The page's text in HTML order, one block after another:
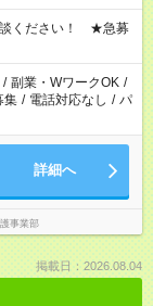
ご相談ください。
談ください！ ★急募
/ 副業・WワークOK /
集 / 電話対応なし / パ
詳細へ
事業部
掲載日：2026.08.04